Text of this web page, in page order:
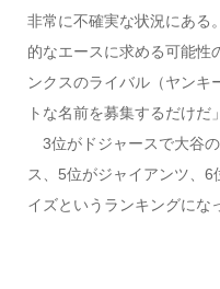
非常に不確実な状況にある
的なエースに求める可能性
ンクスのライバル（ヤンキ
トな名前を募集するだけだ
3位がドジャースで大谷
ス、5位がジャイアンツ、
イズというランキングにな